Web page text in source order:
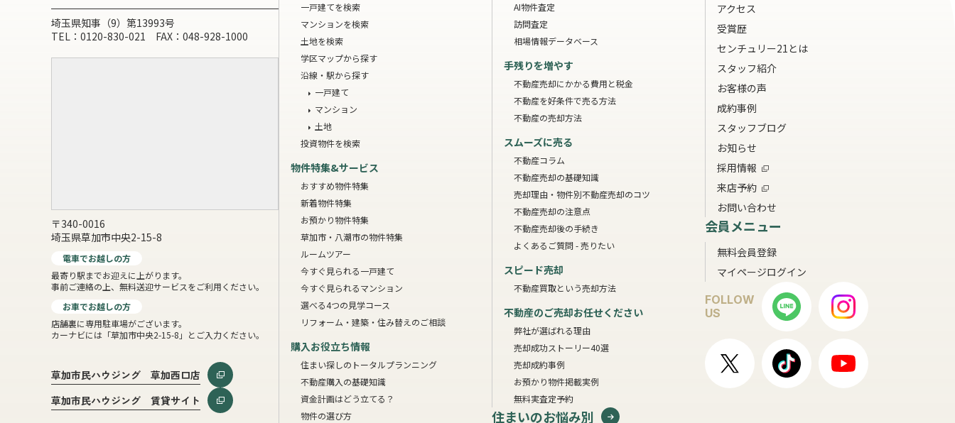
埼玉県知事（9）第13993号
TEL：0120-830-021 FAX：048-928-1000
〒340-0016
埼玉県草加市中央2-15-8
電車でお越しの方
最寄り駅までお迎えに上がります。
事前ご連絡の上、無料送迎サービスをご利用ください。
お車でお越しの方
店舗裏に専用駐車場がございます。
カーナビには「草加市中央2-15-8」とご入力ください。
草加市民ハウジング 草加西口店
草加市民ハウジング 賃貸サイト
一戸建てを検索
マンションを検索
土地を検索
学区マップから探す
沿線・駅から探す
一戸建て
マンション
土地
投資物件を検索
物件特集&サービス
おすすめ物件特集
新着物件特集
お預かり物件特集
草加市・八潮市の物件特集
ルームツアー
今すぐ見られる一戸建て
今すぐ見られるマンション
選べる4つの見学コース
リフォーム・建築・住み替えのご相談
購入お役立ち情報
住まい探しのトータルプランニング
不動産購入の基礎知識
資金計画はどう立てる？
物件の選び方
AI物件査定
訪問査定
相場情報データベース
手残りを増やす
不動産売却にかかる費用と税金
不動産を好条件で売る方法
不動産の売却方法
スムーズに売る
不動産コラム
不動産売却の基礎知識
売却理由・物件別不動産売却のコツ
不動産売却の注意点
不動産売却後の手続き
よくあるご質問 - 売りたい
スピード売却
不動産買取という売却方法
不動産のご売却お任せください
弊社が選ばれる理由
売却成功ストーリー40選
売却成約事例
お預かり物件掲載実例
無料実査定予約
住まいのお悩み別
アクセス
受賞歴
センチュリー21とは
スタッフ紹介
お客様の声
成約事例
スタッフブログ
お知らせ
採用情報
来店予約
お問い合わせ
会員メニュー
無料会員登録
マイページログイン
FOLLOW
US